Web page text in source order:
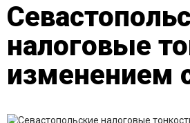
налоговые
изменением